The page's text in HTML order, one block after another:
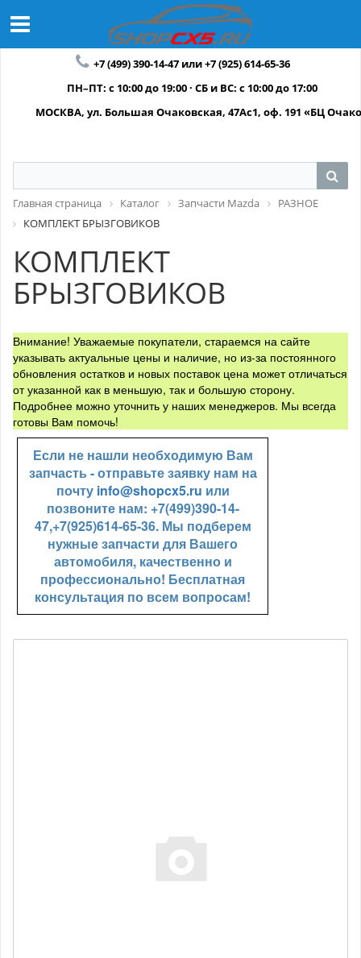
+7 (499) 390-14-47 или +7 (925) 614-65-36
ПН–ПТ: с 10:00 до 19:00 · СБ и ВС: с 10:00 до 17:00
МОСКВА, ул. Большая Очаковская, 47Ас1, оф. 191 «БЦ
Главная страница Каталог Запчасти Mazda
РАЗНОЕ
КОМПЛЕКТ БРЫЗГОВИКОВ
КОМПЛЕКТ
БРЫЗГОВИКОВ
Внимание! Уважаемые покупатели, стараемся на сайте
указывать актуальные цены и наличие, но из-за постоянного
обновления остатков и новых поставок цена может отличаться
от указанной как в меньшую, так и большую сторону.
Подробнее можно уточнить у наших менеджеров. Мы всегда
готовы Вам помочь!
Если не нашли необходимую Вам
запчасть - отправьте заявку нам на
почту info@shopcx5.ru или
позвоните нам: +7(499)390-14-
47,+7(925)614-65-36. Мы подберем
нужные запчасти для Вашего
автомобиля, качественно и
профессионально! Бесплатная
консультация по всем вопросам!